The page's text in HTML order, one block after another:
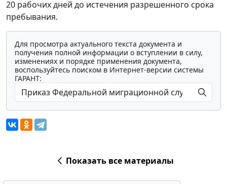
20 рабочих дней до истечения разрешенного срока
пребывания.
Для просмотра актуального текста документа и
получения полной информации о вступлении в силу,
изменениях и порядке применения документа,
воспользуйтесь поиском в Интернет-версии системы
ГАРАНТ:
Показать все материалы